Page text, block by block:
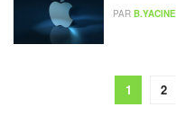
PAR B.YACINE
1 2